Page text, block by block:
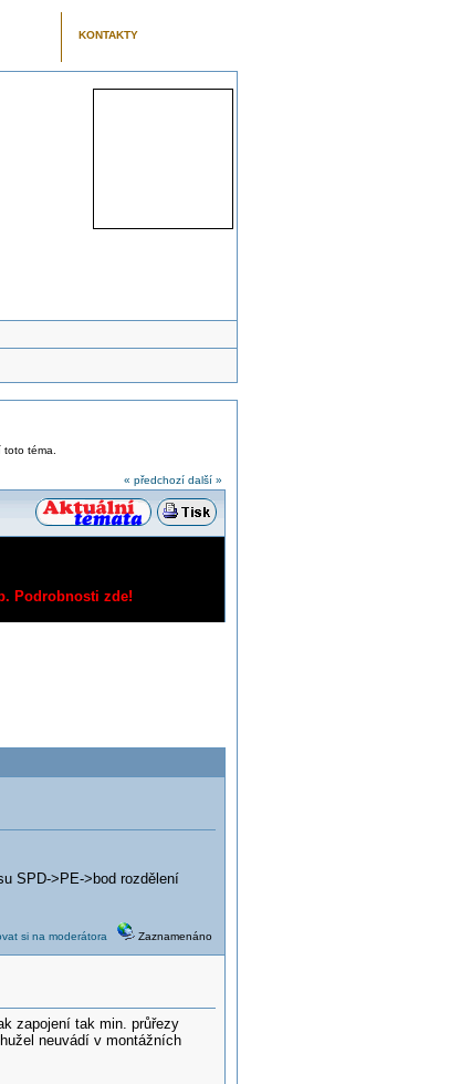
KONTAKTY
téma.
« předchozí další »
Podrobnosti zde!
SPD->PE->bod rozdělení
si na moderátora Zaznamenáno
zapojení tak min. průřezy
neuvádí v montážních